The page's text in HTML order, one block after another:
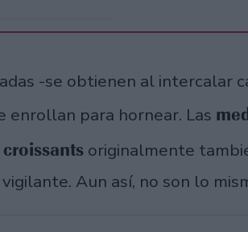
-se obtienen al intercalar
enrollan para hornear. Las
croissants originalmente
Aun así, no son lo